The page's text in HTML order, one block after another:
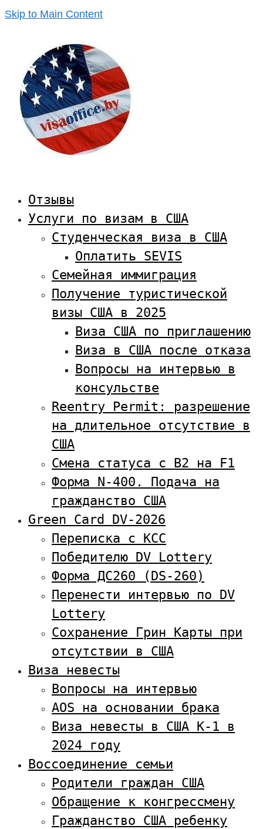
Skip to Main Content
Отзывы
Услуги по визам в США
Студенческая виза в США
Оплатить SEVIS
Семейная иммиграция
Получение туристической
визы США в 2025
Виза США по приглашению
Виза в США после отказа
Вопросы на интервью в
консульстве
Reentry Permit: разрешение
на длительное отсутствие в
США
Смена статуса с В2 на F1
Форма N-400. Подача на
гражданство США
Green Card DV-2026
Переписка с KCC
Победителю DV Lottery
Форма ДС260 (DS-260)
Перенести интервью по DV
Lottery
Сохранение Грин Карты при
отсутствии в США
Виза невесты
Вопросы на интервью
AOS на основании брака
Виза невесты в США К-1 в
2024 году
Воссоединение семьи
Родители граждан США
Обращение к конгрессмену
Гражданство США ребенку